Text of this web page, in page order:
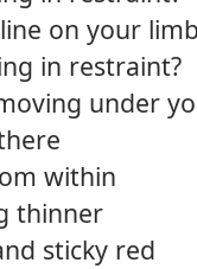
on your
in restraint?
under
within
thinner
sticky red